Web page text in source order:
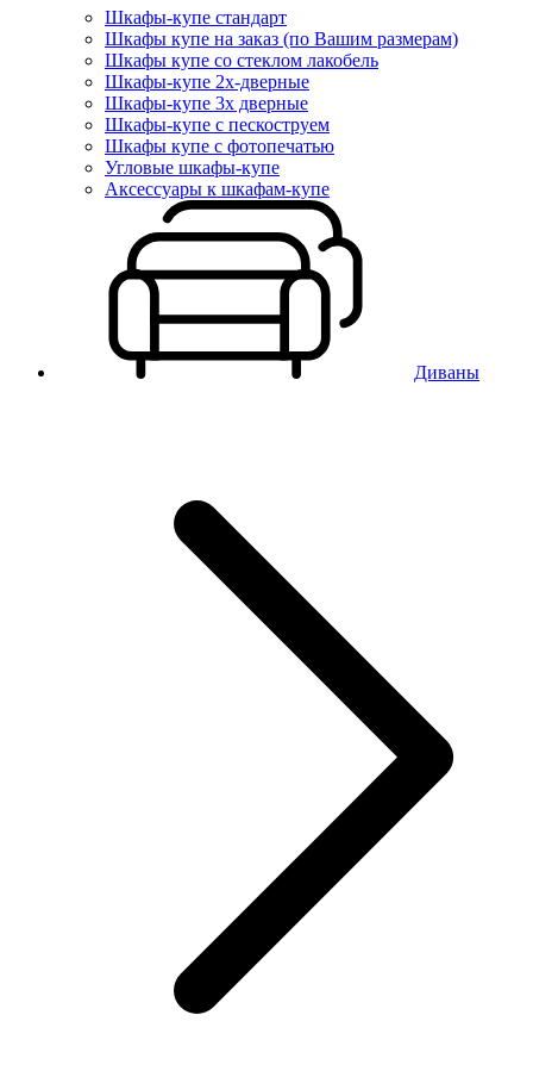
Шкафы-купе стандарт
Шкафы купе на заказ (по Вашим размерам)
Шкафы купе со стеклом лакобель
Шкафы-купе 2х-дверные
Шкафы-купе 3х дверные
Шкафы-купе с пескоструем
Шкафы купе с фотопечатью
Угловые шкафы-купе
Аксессуары к шкафам-купе
Диваны